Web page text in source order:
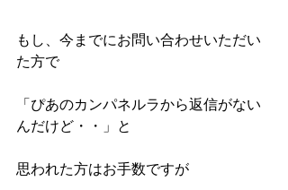
もし、今までにお問い合わせいただい
た方で
「ぴあのカンパネルラから返信がない
んだけど・・」と
思われた方はお手数ですが